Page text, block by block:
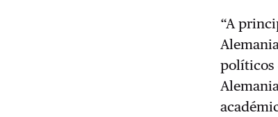
“A
políticos